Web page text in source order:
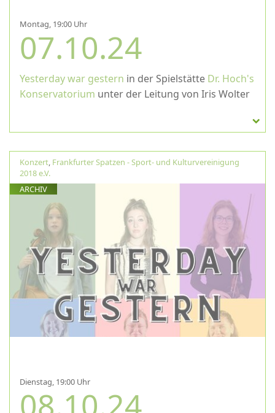
Montag, 19:00 Uhr
07.10.24
Yesterday war gestern in der Spielstätte Dr. Hoch's
Konservatorium unter der Leitung von Iris Wolter
Konzert, Frankfurter Spatzen - Sport- und Kulturvereinigung
2018 e.V.
ARCHIV
Dienstag, 19:00 Uhr